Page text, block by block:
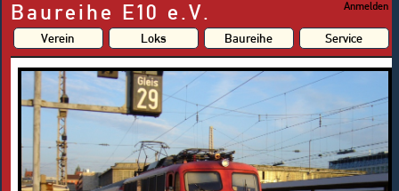
Baureihe E10 e.V. Anmelden
Verein Loks Baureihe Service